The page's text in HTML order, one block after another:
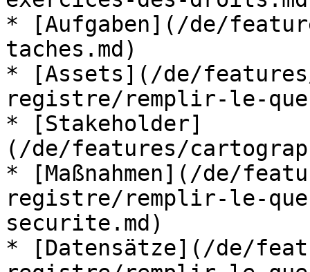
* [Aufgaben](/de/
taches.md)
* [Assets](/de/
registre/remplir-le-
* [Stakeholder]
(/de/features/
* [Maßnahmen](/de/
registre/remplir-le-
securite.md)
* [Datensätze](/de/